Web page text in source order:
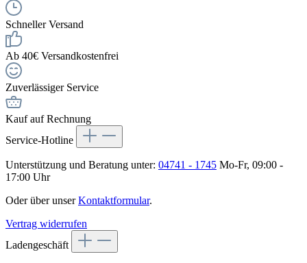
Schneller Versand
Ab 40€ Versandkostenfrei
Zuverlässiger Service
Kauf auf Rechnung
Service-Hotline
Unterstützung und Beratung unter: 04741 - 1745 Mo-Fr, 09:00 -
17:00 Uhr
Oder über unserKontaktformular.
Vertrag widerrufen
Ladengeschäft